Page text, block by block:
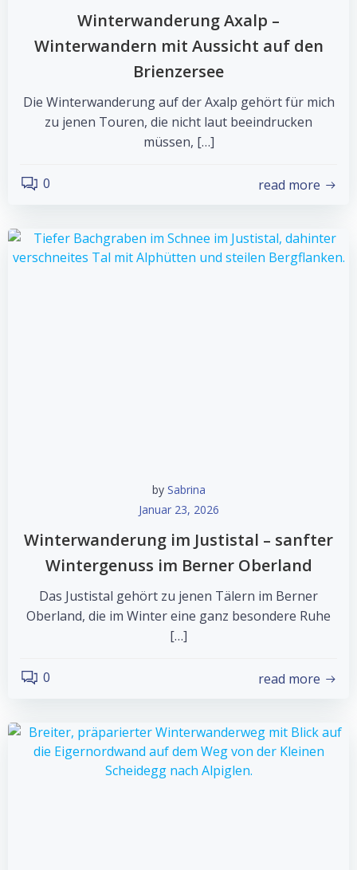
Winterwanderung Axalp –
Winterwandern mit Aussicht auf den
Brienzersee
Die Winterwanderung auf der Axalp gehört für mich
zu jenen Touren, die nicht laut beeindrucken
müssen, […]
0 read more
by Sabrina
Januar 23, 2026
Winterwanderung im Justistal – sanfter
Wintergenuss im Berner Oberland
Das Justistal gehört zu jenen Tälern im Berner
Oberland, die im Winter eine ganz besondere Ruhe
[…]
0 read more